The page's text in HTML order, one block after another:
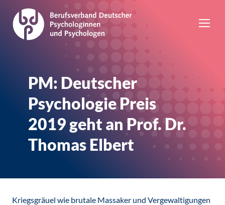
PM: Deutscher
Psychologie Preis
2019 geht an Prof. Dr.
Thomas Elbert
Kriegsgräuel wie brutale Massaker und Vergewaltigungen